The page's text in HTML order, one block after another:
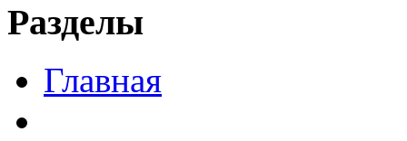
Разделы
Главная